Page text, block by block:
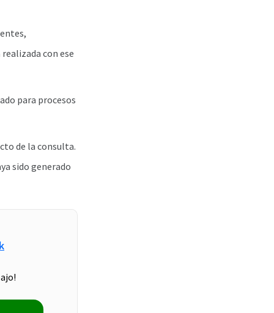
con ese
para procesos
de la consulta.
sido generado